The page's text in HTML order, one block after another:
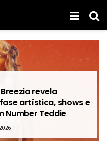
revela
artística, shows e
Number Teddie